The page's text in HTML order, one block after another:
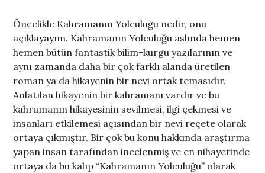
Öncelikle Kahramanın Yolculuğu nedir, onu
açıklayayım. Kahramanın Yolculuğu aslında hemen
hemen bütün fantastik bilim-kurgu yazılarının ve
aynı zamanda daha bir çok farklı alanda üretilen
roman ya da hikayenin bir nevi ortak temasıdır.
Anlatılan hikayenin bir kahramanı vardır ve bu
kahramanın hikayesinin sevilmesi, ilgi çekmesi ve
insanları etkilemesi açısından bir nevi reçete olarak
ortaya çıkmıştır. Bir çok bu konu hakkında araştırma
yapan insan tarafından incelenmiş ve en nihayetinde
ortaya da bu kalıp “Kahramanın Yolculuğu” olarak